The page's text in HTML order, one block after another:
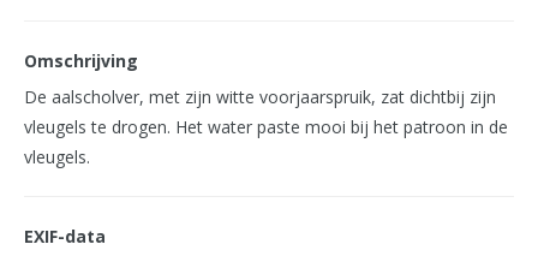
Omschrijving
De aalscholver, met zijn witte voorjaarspruik, zat dichtbij zijn
vleugels te drogen. Het water paste mooi bij het patroon in de
vleugels.
EXIF-data